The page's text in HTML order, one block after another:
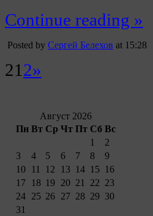
Continue reading »
Posted by Сергей Белехов at 15:28
21 2»
Август 2026
Пн Вт Ср Чт Пт Сб Вс
1
2
3
4 5 6 7 8
9
10
11 12 13 14 15 16
17
18 19 20 21 22 23
24 25 26 27 28 29 30
31